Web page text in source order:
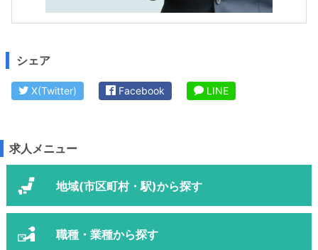
シェア
X(Twitter) Facebook LINE
求人メニュー
地域(市区町村・駅)から探す
職種・業種から探す